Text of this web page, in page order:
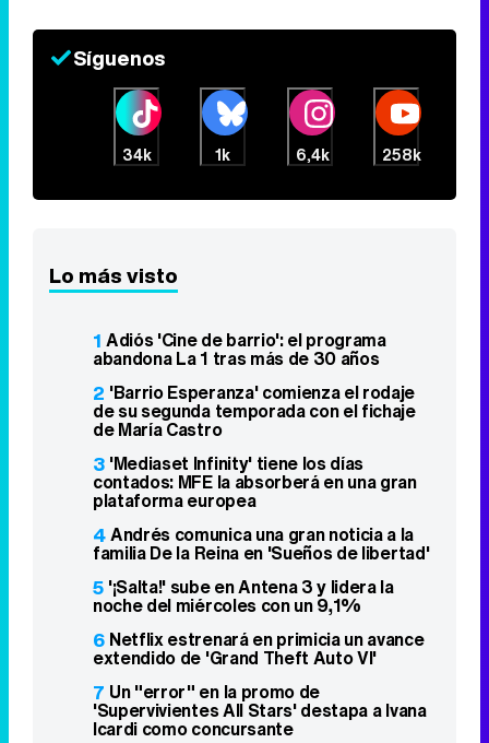
Síguenos
34k 1k 6,4k 258k
Lo más visto
1 Adiós 'Cine de barrio': el programa
abandona La 1 tras más de 30 años
2 'Barrio Esperanza' comienza el rodaje
de su segunda temporada con el fichaje
de María Castro
3 'Mediaset Infinity' tiene los días
contados: MFE la absorberá en una gran
plataforma europea
4Andrés comunica una gran noticia a la
familia De la Reina en 'Sueños de libertad'
5 '¡Salta!' sube en Antena 3 y lidera la
noche del miércoles con un 9,1%
6 Netflix estrenará en primicia un avance
extendido de 'Grand Theft Auto VI'
7 Un "error" en la promo de
'Supervivientes All Stars' destapa a Ivana
Icardi como concursante